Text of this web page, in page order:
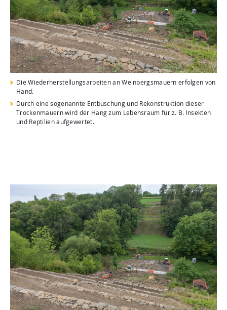
Die Wiederherstellungsarbeiten an Weinbergsmauern erfolgen von
Hand.
Durch eine sogenannte Entbuschung und Rekonstruktion dieser
Trockenmauern wird der Hang zum Lebensraum für z. B. Insekten
und Reptilien aufgewertet.